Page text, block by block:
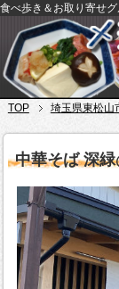
食べ歩き＆お取り寄せ
TOP 埼玉県東松山
中華そば 深